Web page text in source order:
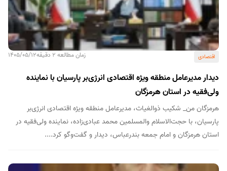
اقتصادی زمان مطالعه 2 دقیقه 1405/05/12
دیدار مدیرعامل منطقه ویژه اقتصادی انرژی‌بر پارسیان با نماینده
ولی‌فقیه در استان هرمزگان
هرمزگان من_ شکیب ذوالغیاث، مدیرعامل منطقه ویژه اقتصادی انرژی‌بر
پارسیان، با حجت‌الاسلام والمسلمین محمد عبادی‌زاده، نماینده ولی‌فقیه در
استان هرمزگان و امام جمعه بندرعباس، دیدار و گفت‌وگو کرد....